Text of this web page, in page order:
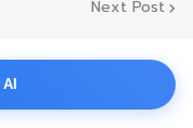
Next Post